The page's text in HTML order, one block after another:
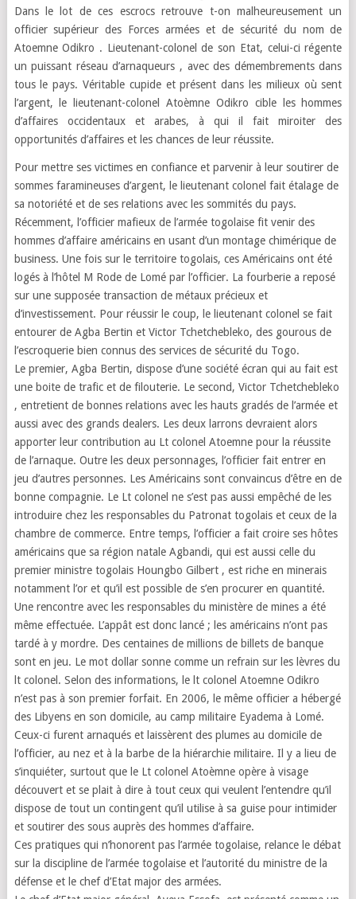
Dans le lot de ces escrocs retrouve t-on malheureusement un
officier supérieur des Forces armées et de sécurité du nom de
Atoemne Odikro . Lieutenant-colonel de son Etat, celui-ci régente
un puissant réseau d’arnaqueurs , avec des démembrements dans
tous le pays. Véritable cupide et présent dans les milieux où sent
l’argent, le lieutenant-colonel Atoèmne Odikro cible les hommes
d’affaires occidentaux et arabes, à qui il fait miroiter des
opportunités d’affaires et les chances de leur réussite.
Pour mettre ses victimes en confiance et parvenir à leur soutirer de
sommes faramineuses d’argent, le lieutenant colonel fait étalage de
sa notoriété et de ses relations avec les sommités du pays.
Récemment, l’officier mafieux de l’armée togolaise fit venir des
hommes d’affaire américains en usant d’un montage chimérique de
business. Une fois sur le territoire togolais, ces Américains ont été
logés à l’hôtel M Rode de Lomé par l’officier. La fourberie a reposé
sur une supposée transaction de métaux précieux et
d’investissement. Pour réussir le coup, le lieutenant colonel se fait
entourer de Agba Bertin et Victor Tchetchebleko, des gourous de
l’escroquerie bien connus des services de sécurité du Togo.
Le premier, Agba Bertin, dispose d’une société écran qui au fait est
une boite de trafic et de filouterie. Le second, Victor Tchetchebleko
, entretient de bonnes relations avec les hauts gradés de l’armée et
aussi avec des grands dealers. Les deux larrons devraient alors
apporter leur contribution au Lt colonel Atoemne pour la réussite
de l’arnaque. Outre les deux personnages, l’officier fait entrer en
jeu d’autres personnes. Les Américains sont convaincus d’être en de
bonne compagnie. Le Lt colonel ne s’est pas aussi empêché de les
introduire chez les responsables du Patronat togolais et ceux de la
chambre de commerce. Entre temps, l’officier a fait croire ses hôtes
américains que sa région natale Agbandi, qui est aussi celle du
premier ministre togolais Houngbo Gilbert , est riche en minerais
notamment l’or et qu’il est possible de s’en procurer en quantité.
Une rencontre avec les responsables du ministère de mines a été
même effectuée. L’appât est donc lancé ; les américains n’ont pas
tardé à y mordre. Des centaines de millions de billets de banque
sont en jeu. Le mot dollar sonne comme un refrain sur les lèvres du
lt colonel. Selon des informations, le lt colonel Atoemne Odikro
n’est pas à son premier forfait. En 2006, le même officier a hébergé
des Libyens en son domicile, au camp militaire Eyadema à Lomé.
Ceux-ci furent arnaqués et laissèrent des plumes au domicile de
l’officier, au nez et à la barbe de la hiérarchie militaire. Il y a lieu de
s’inquiéter, surtout que le Lt colonel Atoèmne opère à visage
découvert et se plait à dire à tout ceux qui veulent l’entendre qu’il
dispose de tout un contingent qu’il utilise à sa guise pour intimider
et soutirer des sous auprès des hommes d’affaire.
Ces pratiques qui n’honorent pas l’armée togolaise, relance le débat
sur la discipline de l’armée togolaise et l’autorité du ministre de la
défense et le chef d’Etat major des armées.